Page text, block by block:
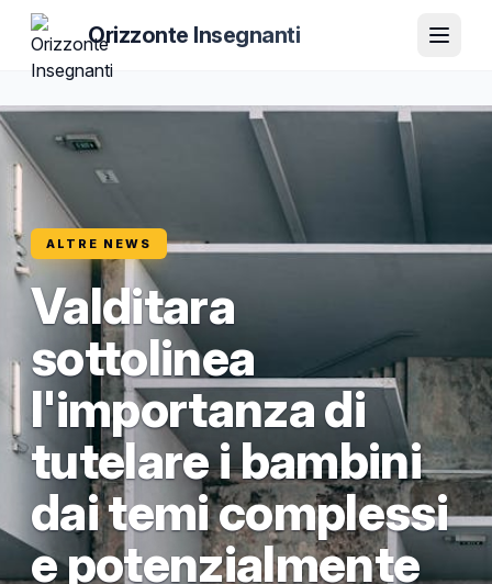
Orizzonte Insegnanti
ALTRE NEWS
Valditara
sottolinea
l'importanza di
tutelare i bambini
dai temi complessi
e potenzialmente